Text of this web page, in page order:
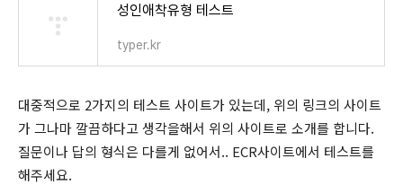
성인애착유형 테스트
typer.kr
대중적으로 2가지의 테스트 사이트가 있는데, 위의 링크의 사이트
가 그나마 깔끔하다고 생각을해서 위의 사이트로 소개를 합니다.
질문이나 답의 형식은 다를게 없어서.. ECR사이트에서 테스트를
해주세요.